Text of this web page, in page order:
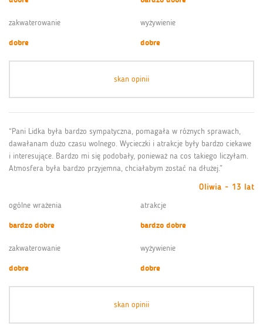
zakwaterowanie
dobre
wyżywienie
dobre
skan opinii
“Pani Lidka była bardzo sympatyczna, pomagała w róznych sprawach,
dawałanam dużo czasu wolnego. Wycieczki i atrakcje były bardzo ciekawe
i interesujące. Bardzo mi się podobały, ponieważ na cos takiego liczyłam.
Atmosfera była bardzo przyjemna, chciałabym zostać na dłużej.”
Oliwia - 13 lat
ogólne wrażenia
bardzo dobre
atrakcje
bardzo dobre
zakwaterowanie
dobre
wyżywienie
dobre
skan opinii